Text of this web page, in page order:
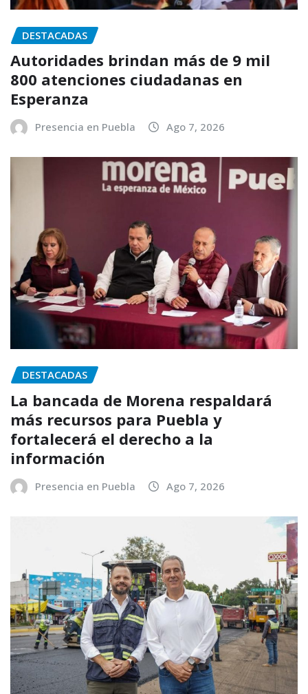
DESTACADAS
Autoridades brindan más de 9 mil
800 atenciones ciudadanas en
Esperanza
Presencia en Puebla Ago 7, 2026
DESTACADAS
La bancada de Morena respaldará
más recursos para Puebla y
fortalecerá el derecho a la
información
Presencia en Puebla Ago 7, 2026